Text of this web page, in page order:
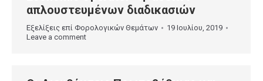
απλουστευμένων διαδικασιών
Εξελίξεις επί Φορολογικών Θεμάτων
19 Ιουλίου, 2019
Leave a comment